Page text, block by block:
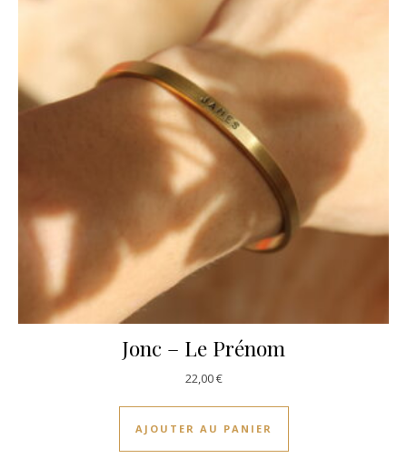
Jonc – Le Prénom
22,00€
AJOUTER AU PANIER